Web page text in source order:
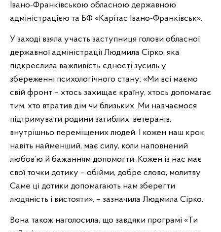
Івано-Франківською обласною державною
адміністрацією та БФ «Карітас Івано-Франківськ».
У заході взяла участь заступниця голови обласної
державної адміністрації Людмила Сірко, яка
підкреслила важливість єдності зусиль у
збереженні психологічного стану: «Ми всі маємо
свій фронт – хтось захищає країну, хтось допомагає
тим, хто втратив дім чи близьких. Ми навчаємося
підтримувати родини загиблих, ветеранів,
внутрішньо переміщених людей. І кожен наш крок,
навіть найменший, має силу, коли наповнений
любов’ю й бажанням допомогти. Кожен із нас має
свої точки дотику – обійми, добре слово, молитву.
Саме ці дотики допомагають нам зберегти
людяність і вистояти», – зазначила Людмила Сірко.
Вона також наголосила, що завдяки програмі «Ти